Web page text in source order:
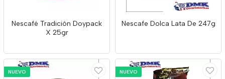
Nescafé Tradición Doypack
X 25gr
Nescafe Dolca Lata De 247g
NUEVO NUEVO